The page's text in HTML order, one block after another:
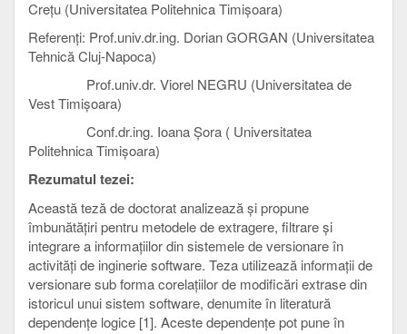
Crețu (Universitatea Politehnica Timișoara)
Referenți: Prof.univ.dr.ing. Dorian GORGAN (Universitatea
Tehnică Cluj-Napoca)
Prof.univ.dr. Viorel NEGRU (Universitatea de
Vest Timișoara)
Conf.dr.ing. Ioana Șora ( Universitatea
Politehnica Timișoara)
Rezumatul tezei:
Această teză de doctorat analizează și propune
îmbunătățiri pentru metodele de extragere, filtrare și
integrare a informațiilor din sistemele de versionare în
activități de inginerie software. Teza utilizează informații de
versionare sub forma corelațiilor de modificări extrase din
istoricul unui sistem software, denumite în literatură
dependențe logice [1]. Aceste dependențe pot pune în